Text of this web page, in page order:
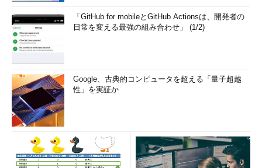
「GitHub for mobileとGitHub Actionsは、開発者の
日常を変える最強の組み合わせ」 (1/2)
Google、古典的コンピュータを超える「量子超越
性」を実証か